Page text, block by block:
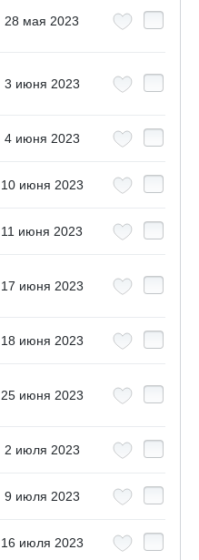
28 мая 2023
3 июня 2023
4 июня 2023
10 июня 2023
11 июня 2023
17 июня 2023
18 июня 2023
25 июня 2023
2 июля 2023
9 июля 2023
16 июля 2023